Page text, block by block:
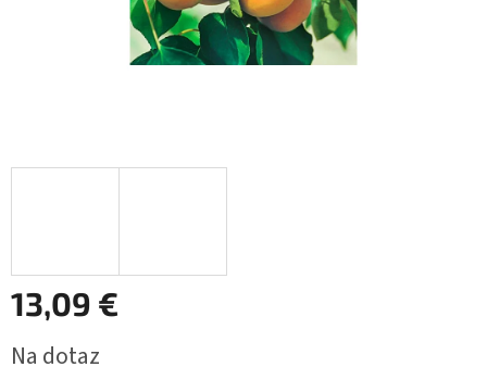
13,09 €
cena:
Na dotaz